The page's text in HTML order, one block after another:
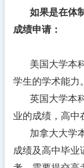
如果是在体
成绩申请：
美国大学本
学生的学术能力。
英国大学本
业的成绩，高中
加拿大大学
成绩及高中毕业